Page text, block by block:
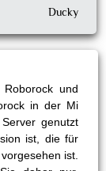
Ducky
und
in der Mi
genutzt
ist, die für
ist.